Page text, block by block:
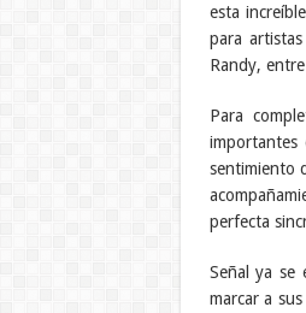
esta
para
Randy,
Para
importantes
sentimiento
perfecta
Señal ya se
marcar a